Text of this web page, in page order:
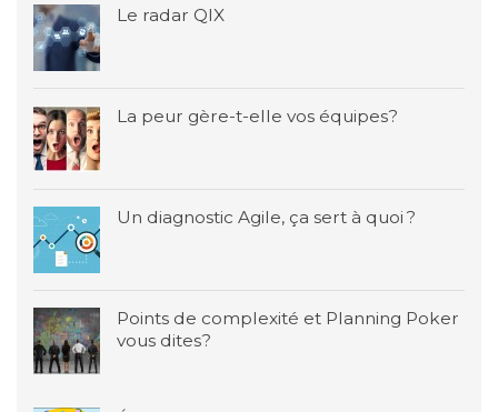
Le radar QIX
La peur gère-t-elle vos équipes?
Un diagnostic Agile, ça sert à quoi ?
Points de complexité et Planning Poker
vous dites?